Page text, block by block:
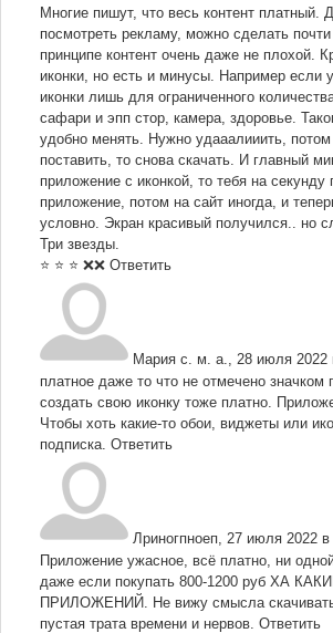
Многие пишут, что весь контент платный.
посмотреть рекламу, можно сделать
принципе контент очень даже не плохой.
иконки, но есть и минусы. Например если
иконки лишь для ограниченного
сафари и эпп стор, камера, здоровье.
удобно менять. Нужно удааалииить,
поставить, то снова скачать. И главный
приложение с иконкой, то тебя на секунду
приложение, потом на сайт иногда, и
условно. Экран красивый получился.. но
Три звезды.
⭐️ ⭐️ ⭐️ ❌❌ Ответить
Мария с. м. а. 28 июля 2022
платное даже то что не отмечено значком
создать свою иконку тоже платно.
Чтобы хоть какие-то обои, виджеты или
подписка. Ответить
Лриногпноеп 27 июля 2022 в
Приложение ужасное, всё платно, ни
даже если покупать 800-1200 руб ХА
ПРИЛОЖЕНИЙ. Не вижу смысла
пустая трата времени и нервов. Ответить